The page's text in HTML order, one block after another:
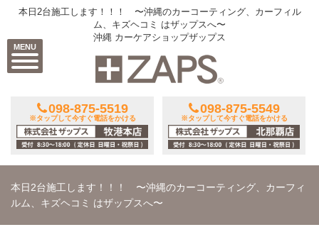
MENU
本日2台施工します！！！ 〜沖縄のカーコーティング、カーフィル
ム、キズヘコミ はザップスへ〜
沖縄 カーケアショップザップス
098-875-5519
※タップして今すぐ電話をかける
098-875-5549
※タップして今すぐ電話をかける
本日2台施工します！！！ 〜沖縄のカーコーティング、カーフィ
ルム、キズヘコミ はザップスへ〜